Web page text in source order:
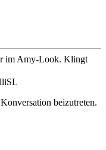
im Amy-Look. Klingt
beizutreten.